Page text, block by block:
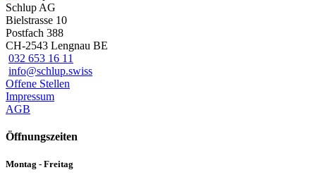
Schlup AG
Bielstrasse 10
Postfach 388
CH-2543 Lengnau BE
032 653 16 11
info@schlup.swiss
Offene Stellen
Impressum
AGB
Öffnungszeiten
Montag - Freitag